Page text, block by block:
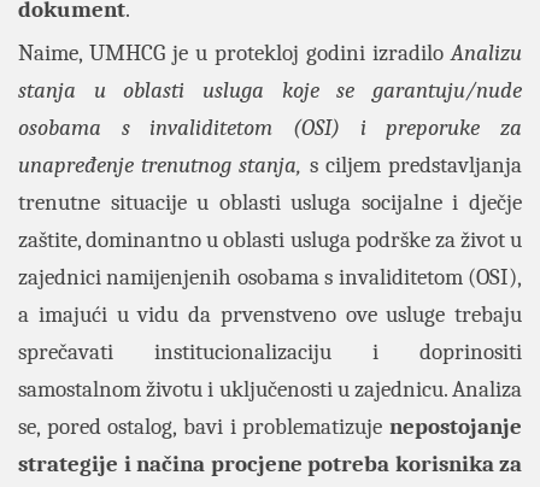
dokument.
Naime, UMHCG je u protekloj godini izradiloAnalizu
stanja u oblasti usluga koje se garantuju/nude
osobama s invaliditetom (OSI) i preporuke za
unapređenje trenutnog stanja, s ciljem predstavljanja
trenutne situacije u oblasti usluga socijalne i dječje
zaštite, dominantno u oblasti usluga podrške za život u
zajednici namijenjenih osobama s invaliditetom (OSI),
a imajući u vidu da prvenstveno ove usluge trebaju
sprečavati institucionalizaciju i doprinositi
samostalnom životu i uključenosti u zajednicu. Analiza
se, pored ostalog, bavi i problematizuje nepostojanje
strategije i načina procjene potreba korisnika za